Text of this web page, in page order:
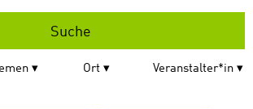
Ort Veranstalter*in